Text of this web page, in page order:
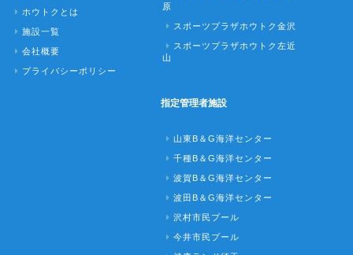
ホウトクとは
施設一覧
会社概要
プライバシーポリシー
原
スポーツプラザホウトク金沢
スポーツプラザホウトク左近
山
指定管理者施設
山東B＆G海洋センター
千種B＆G海洋センター
波賀B＆G海洋センター
波田B＆G海洋センター
沢村市民プール
今井市民プール